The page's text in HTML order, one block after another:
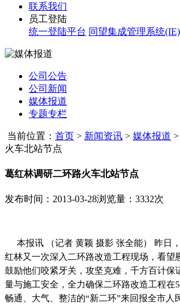
联系我们
员工登陆
统一登陆平台 同望集成管理系统(IE)
公司公告
公司新闻
媒体报道
专题专栏
当前位置： 首页 > 新闻资讯 > 媒体报道 >
火车北站节点
葛红林调研二环路火车北站节点
发布时间：2013-03-28浏览量：3332次
本报讯 （记者 黄颖 摄影 张全能） 昨日
红林又一次深入二环路改造工程现场，看望
鼓励他们咬紧牙关，攻坚克难，千方百计保
量与施工安全，全力确保二环路改造工程在
畅通、大气、整洁的“新二环”来回报全市人